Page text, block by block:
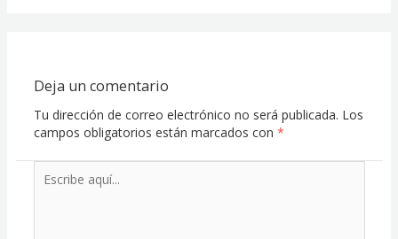
Deja un comentario
Tu dirección de correo electrónico no será publicada. Los
campos obligatorios están marcados con *
aquí...